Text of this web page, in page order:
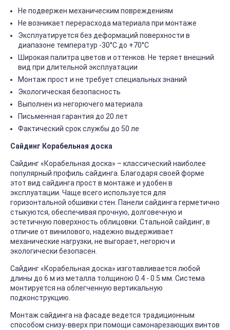
Не подвержен механическим повреждениям
Не возникает перерасхода материала при монтаже
Эксплуатируется без деформаций поверхности в
диапазоне температур -30°C до +70°C
Широкая палитра цветов и оттенков. Не теряет внешний
вид при длительной эксплуатации
Монтаж прост и не требует специальных знаний
Экологическая безопасность
Выполнен из негорючего материала
Письменная гарантия до 20 лет
Фактический срок службы до 50 ле
Сайдинг Корабельная доска
Сайдинг «Корабельная доска» – классический наиболее
популярный профиль сайдинга. Благодаря своей форме
этот вид сайдинга прост в монтаже и удобен в
эксплуатации. Чаще всего используется для
горизонтальной обшивки стен. Панели сайдинга герметично
стыкуются, обеспечивая прочную, долговечную и
эстетичную поверхность облицовки. Стальной сайдинг, в
отличие от винилового, надежно выдерживает
механические нагрузки, не выгорает, негорюч и
экологически безопасен.
Сайдинг «Корабельная доска» изготавливается любой
длины до 6 м из металла толщиною 0.4 - 0.5 мм. Система
монтируется на облегченную вертикальную
подконструкцию.
Монтаж сайдинга на фасаде ведется традиционным
способом снизу-вверх при помощи самонарезающих винтов